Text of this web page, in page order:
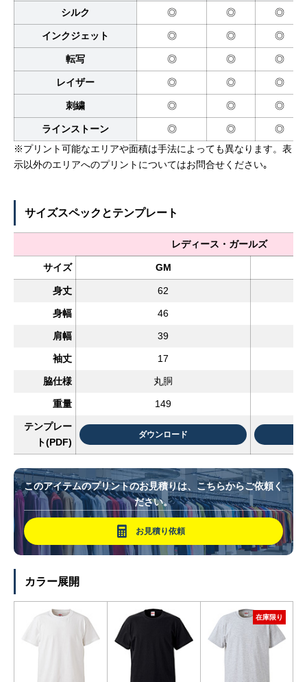
シルク ◎ ◎ ◎
インクジェット ◎ ◎ ◎
転写 ◎ ◎ ◎
レイザー ◎ ◎ ◎
刺繍 ◎ ◎ ◎
ラインストーン ◎ ◎
◎
※プリント可能なエリアや面積は手法によっても異なります。表
示以外のエリアへのプリントについてはお問合せください｡
サイズスペックとテンプレート
レディース・ガールズ
サイズ GM
身丈 62
身幅 46
肩幅 39
袖丈 17
脇仕様 丸胴
重量 149
テンプレー
ト(PDF)
ダウンロード
このアイテムのプリントのお見積りは、こちらからご依頼く
ださい。
お見積り依頼
カラー展開
在庫限り